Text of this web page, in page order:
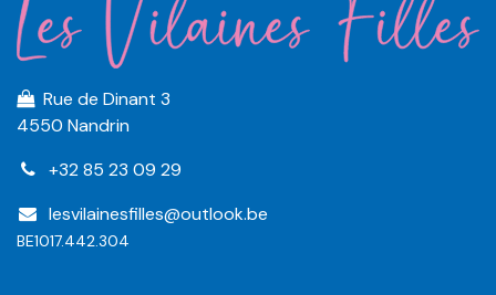
Rue de Dinant 3
4550 Nandrin
+32 85 23 09 29
lesvilainesfilles@outlook.be
BE1017.442.304